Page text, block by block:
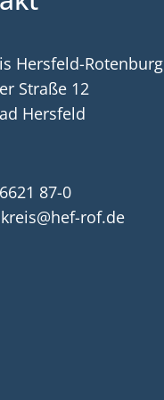
Hersfeld-Rotenburg
Straße 12
Hersfeld
87-0
rof.de